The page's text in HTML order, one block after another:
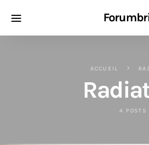
ACCUEIL
4 POSTS